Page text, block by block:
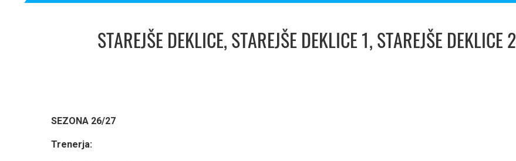
STAREJŠE DEKLICE, STAREJŠE DEKLICE 1, STAREJŠE DEKLICE 2
SEZONA 26/27
Trenerja: